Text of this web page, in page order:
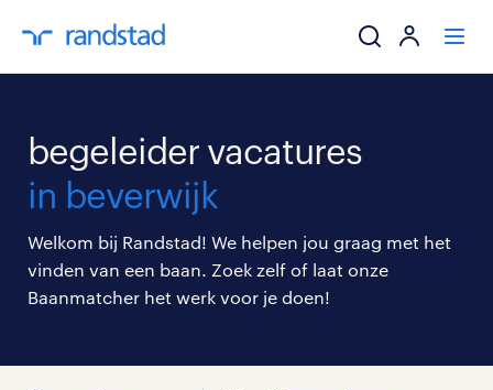
mijn carrière
over randstad
begeleider vacatures
in beverwijk
Welkom bij Randstad! We helpen jou graag met het
vinden van een baan. Zoek zelf of laat onze
Baanmatcher het werk voor je doen!